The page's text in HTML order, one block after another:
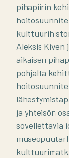
pihapiirin
Aleksis
aikaisen
pohjalta
ja yhteisön
sovellettavia